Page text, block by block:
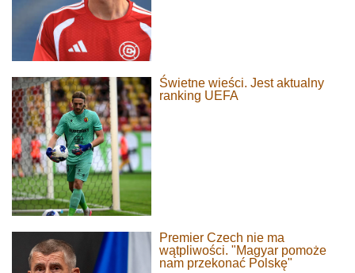
Świetne wieści. Jest aktualny
ranking UEFA
Premier Czech nie ma
wątpliwości. "Magyar pomoże
nam przekonać Polskę"